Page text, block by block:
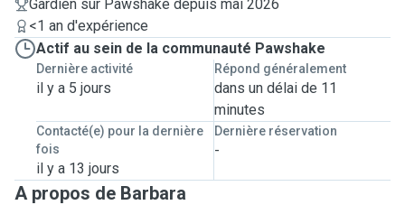
Gardien sur Pawshake depuis mai 2026
<1 an d'expérience
Actif au sein de la communauté Pawshake
Dernière activité
il y a 5 jours
Répond généralement
dans un délai de 11
minutes
Contacté(e) pour la dernière
fois
il y a 13 jours
Dernière réservation
-
A propos de Barbara